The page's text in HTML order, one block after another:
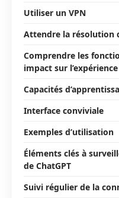
Utiliser un VPN
Attendre la résolution
Comprendre les
impact sur
Capacités
Interface conviviale
Exemples d’utilisation
Éléments clés à
de ChatGPT
Suivi régulier de la